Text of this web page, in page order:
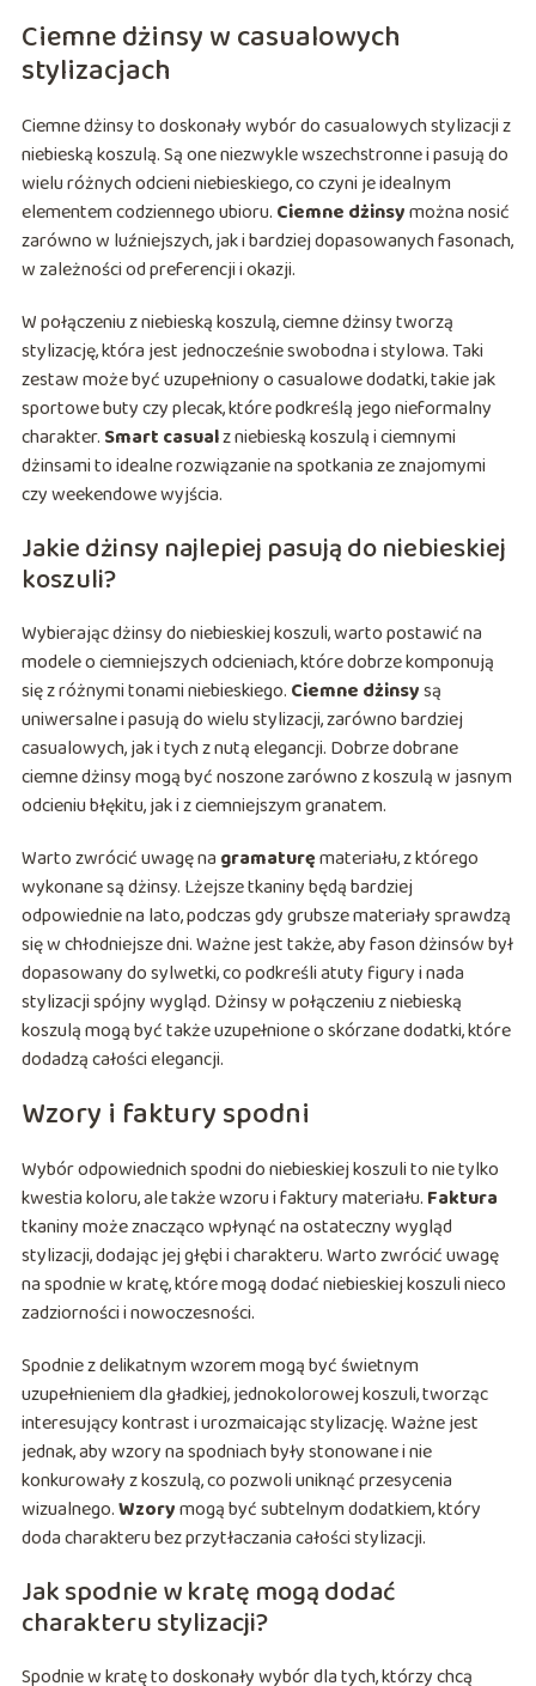
Ciemne dżinsy w casualowych
stylizacjach
Ciemne dżinsy to doskonały wybór do casualowych stylizacji z
niebieską koszulą. Są one niezwykle wszechstronne i pasują do
wielu różnych odcieni niebieskiego, co czyni je idealnym
elementem codziennego ubioru. Ciemne dżinsymożna nosić
zarówno w luźniejszych, jak i bardziej dopasowanych fasonach,
w zależności od preferencji i okazji.
W połączeniu z niebieską koszulą, ciemne dżinsy tworzą
stylizację, która jest jednocześnie swobodna i stylowa. Taki
zestaw może być uzupełniony o casualowe dodatki, takie jak
sportowe buty czy plecak, które podkreślą jego nieformalny
charakter. Smart casualz niebieską koszulą i ciemnymi
dżinsami to idealne rozwiązanie na spotkania ze znajomymi
czy weekendowe wyjścia.
Jakie dżinsy najlepiej pasują do niebieskiej
koszuli?
Wybierając dżinsy do niebieskiej koszuli, warto postawić na
modele o ciemniejszych odcieniach, które dobrze komponują
się z różnymi tonami niebieskiego. Ciemne dżinsysą
uniwersalne i pasują do wielu stylizacji, zarówno bardziej
casualowych, jak i tych z nutą elegancji. Dobrze dobrane
ciemne dżinsy mogą być noszone zarówno z koszulą w jasnym
odcieniu błękitu, jak i z ciemniejszym granatem.
Warto zwrócić uwagę na gramaturęmateriału, z którego
wykonane są dżinsy. Lżejsze tkaniny będą bardziej
odpowiednie na lato, podczas gdy grubsze materiały sprawdzą
się w chłodniejsze dni. Ważne jest także, aby fason dżinsów był
dopasowany do sylwetki, co podkreśli atuty figury i nada
stylizacji spójny wygląd. Dżinsy w połączeniu z niebieską
koszulą mogą być także uzupełnione o skórzane dodatki, które
dodadzą całości elegancji.
Wzory i faktury spodni
Wybór odpowiednich spodni do niebieskiej koszuli to nie tylko
kwestia koloru, ale także wzoru i faktury materiału. Faktura
tkaniny może znacząco wpłynąć na ostateczny wygląd
stylizacji, dodając jej głębi i charakteru. Warto zwrócić uwagę
na spodnie w kratę, które mogą dodać niebieskiej koszuli nieco
zadziorności i nowoczesności.
Spodnie z delikatnym wzorem mogą być świetnym
uzupełnieniem dla gładkiej, jednokolorowej koszuli, tworząc
interesujący kontrast i urozmaicając stylizację. Ważne jest
jednak, aby wzory na spodniach były stonowane i nie
konkurowały z koszulą, co pozwoli uniknąć przesycenia
wizualnego.Wzorymogą być subtelnym dodatkiem, który
doda charakteru bez przytłaczania całości stylizacji.
Jak spodnie w kratę mogą dodać
charakteru stylizacji?
Spodnie w kratę to doskonały wybór dla tych, którzy chcą